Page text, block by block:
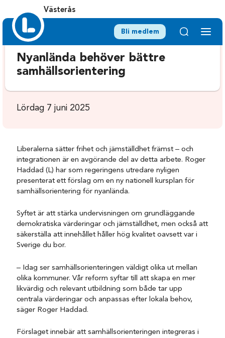
Västerås
Bli medlem
Nyanlända behöver bättre
samhällsorientering
Lördag 7 juni 2025
Liberalerna sätter frihet och jämställdhet främst – och
integrationen är en avgörande del av detta arbete. Roger
Haddad (L) har som regeringens utredare nyligen
presenterat ett förslag om en ny nationell kursplan för
samhällsorientering för nyanlända.
Syftet är att stärka undervisningen om grundläggande
demokratiska värderingar och jämställdhet, men också att
säkerställa att innehållet håller hög kvalitet oavsett var i
Sverige du bor.
– Idag ser samhällsorienteringen väldigt olika ut mellan
olika kommuner. Vår reform syftar till att skapa en mer
likvärdig och relevant utbildning som både tar upp
centrala värderingar och anpassas efter lokala behov,
säger Roger Haddad.
Förslaget innebär att samhällsorienteringen integreras i